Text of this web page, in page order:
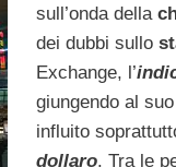
sull’onda della
dei dubbi sullo
Exchange, l’
giungendo al
influito
dollaro. Tra le